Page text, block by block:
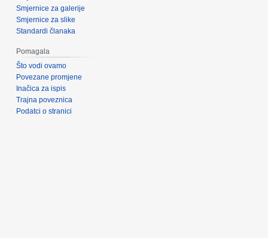
Smjernice za galerije
Smjernice za slike
Standardi članaka
Pomagala
Što vodi ovamo
Povezane promjene
Inačica za ispis
Trajna poveznica
Podatci o stranici